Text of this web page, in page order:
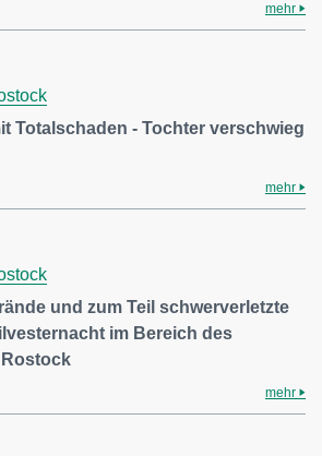
mehr
Totalschaden - Tochter verschwieg
mehr
und zum Teil schwerverletzte
im Bereich des
mehr